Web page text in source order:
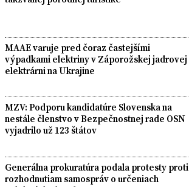
MAAE varuje pred čoraz častejšími
výpadkami elektriny v Záporožskej jadrovej
elektrárni na Ukrajine
MZV: Podporu kandidatúre Slovenska na
nestále členstvo v Bezpečnostnej rade OSN
vyjadrilo už 123 štátov
Generálna prokuratúra podala protesty proti
rozhodnutiam samospráv o určeniach